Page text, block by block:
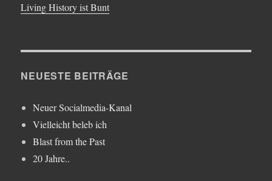
Living History ist Bunt
NEUESTE BEITRÄGE
Neuer Socialmedia-Kanal
Vielleicht beleb ich
Blast from the Past
20 Jahre..